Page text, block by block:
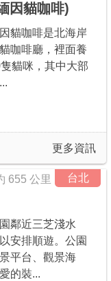
因貓咖啡)
貓咖啡是北海岸
咖啡廳，裡面養
貓咪，其中大部
更多資訊
台北
655 公里
鄰近三芝淺水
安排順遊。公園
平台、觀景海
的裝...